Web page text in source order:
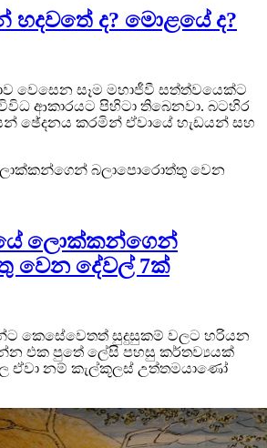
ද? මොළයේ ද?
ලොව වෙසෙන සෑම මහාජීවී සත්ත්වයෙක්ට
ආකාරයට පිහිටා තිබෙනවා. බටහිර
ඡේදනය කරමින් ඒවායේ හැඩයන් සහ
ලොක්කන්ගෙන්
වෙන දේවල් 7ක්
කෙසේවෙතත් සුදුසුකම් වලට හරියන
එක පුතේ ලේසි පහසු කර්තව්‍යයක්
ඒවා නම් කැල්කූලස් උත්තමයාණෝ